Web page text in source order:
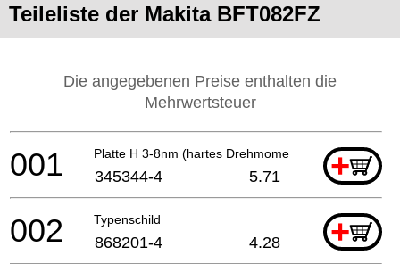
Teileliste der Makita BFT082FZ
Die angegebenen Preise enthalten die
Mehrwertsteuer
Platte H 3-8nm (hartes Drehmoment) +
001 345344-4 5.71
Typenschild +
002 868201-4 4.28